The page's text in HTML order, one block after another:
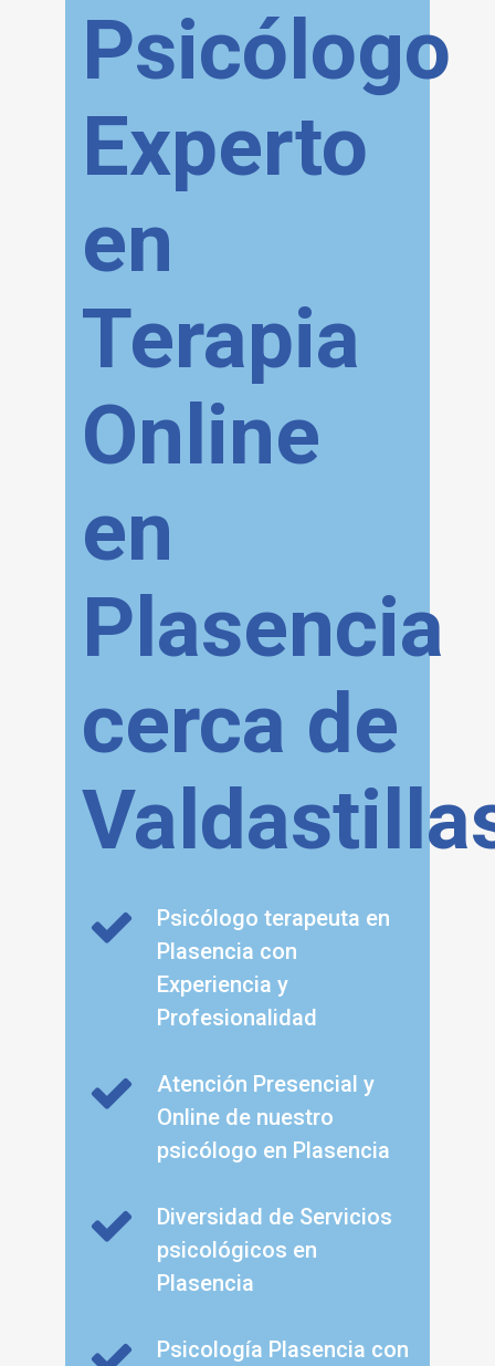
Psicólogo
Experto
en
Terapia
Online
en
Plasencia
cerca de
Psicólogo terapeuta en
Plasencia con
Experiencia y
Profesionalidad
Atención Presencial y
Online de nuestro
psicólogo en Plasencia
Diversidad de Servicios
psicológicos en
Plasencia
Psicología Plasencia con